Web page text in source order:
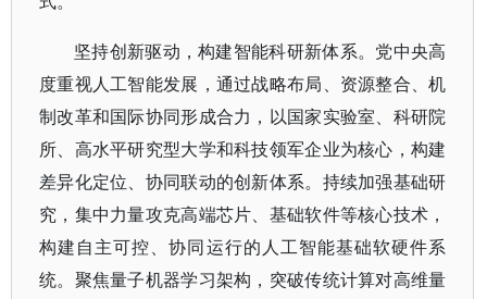
坚持创新驱动，构建智能科研新体系。党中央高
度重视人工智能发展，通过战略布局、资源整合、机
制改革和国际协同形成合力，以国家实验室、科研院
所、高水平研究型大学和科技领军企业为核心，构建
差异化定位、协同联动的创新体系。持续加强基础研
究，集中力量攻克高端芯片、基础软件等核心技术，
构建自主可控、协同运行的人工智能基础软硬件系
统。聚焦量子机器学习架构，突破传统计算对高维量